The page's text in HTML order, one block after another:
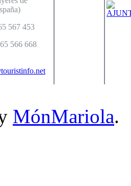
567 453
566 668
MónMariola.